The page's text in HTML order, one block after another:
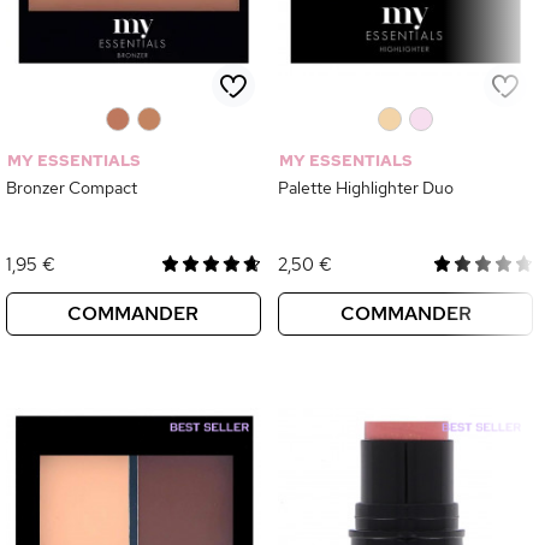
MY ESSENTIALS
Bronzer Compact
1,95 €
COMMANDER
MY ESSENTIALS
Palette Highlighter Duo
2,50 €
COMMANDER